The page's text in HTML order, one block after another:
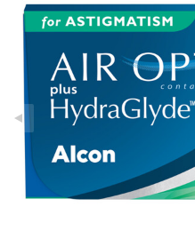
Tuotemerkkejä
Kampanjat
linssit
linssit